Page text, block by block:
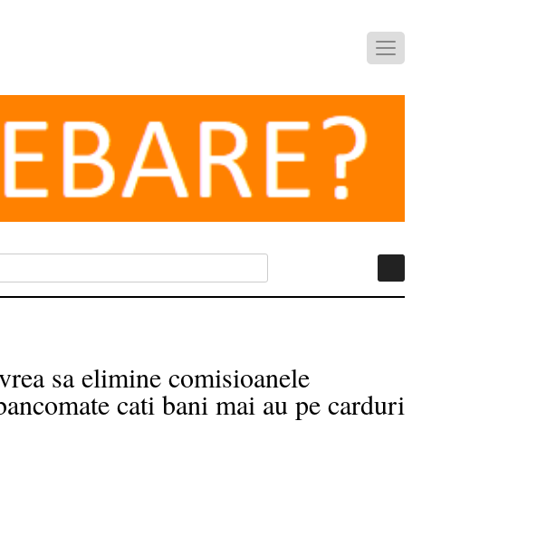
sa elimine comisioanele
cati bani mai au pe carduri